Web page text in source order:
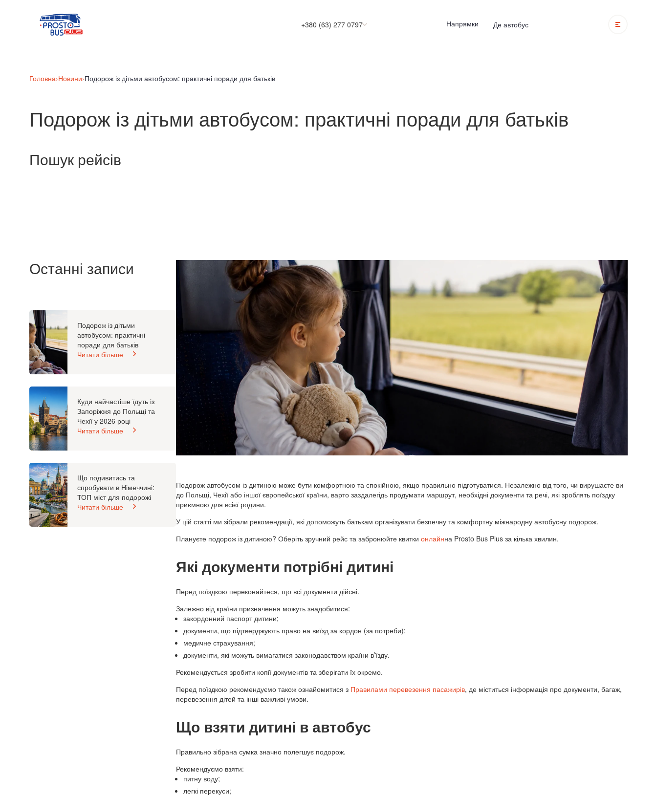
+380 (63) 277 0797 Напрямки Де автобус
Головна›Новини›Подорож із дітьми автобусом: практичні поради для батьків
Подорож із дітьми автобусом: практичні поради для батьків
Пошук рейсів
Останні записи
Подорож із дітьми
автобусом: практичні
поради для батьків
Читати більше
Куди найчастіше їдуть із
Запоріжжя до Польщі та
Чехії у 2026 році
Читати більше
Що подивитись та
спробувати в Німеччині:
ТОП міст для подорожі
Читати більше
Подорож автобусом із дитиною може бути комфортною та спокійною, якщо правильно підготуватися. Незалежно від того, чи вирушаєте ви
до Польщі, Чехії або іншої європейської країни, варто заздалегідь продумати маршрут, необхідні документи та речі, які зроблять поїздку
приємною для всієї родини.
У цій статті ми зібрали рекомендації, які допоможуть батькам організувати безпечну та комфортну міжнародну автобусну подорож.
Плануєте подорож із дитиною? Оберіть зручний рейс та забронюйте квитки онлайнна Prosto Bus Plus за кілька хвилин.
Які документи потрібні дитині
Перед поїздкою переконайтеся, що всі документи дійсні.
Залежно від країни призначення можуть знадобитися:
закордонний паспорт дитини;
документи, що підтверджують право на виїзд за кордон (за потреби);
медичне страхування;
документи, які можуть вимагатися законодавством країни в’їзду.
Рекомендується зробити копії документів та зберігати їх окремо.
Перед поїздкою рекомендуємо також ознайомитися з Правилами перевезення пасажирів, де міститься інформація про документи, багаж,
перевезення дітей та інші важливі умови.
Що взяти дитині в автобус
Правильно зібрана сумка значно полегшує подорож.
Рекомендуємо взяти:
питну воду;
легкі перекуси;